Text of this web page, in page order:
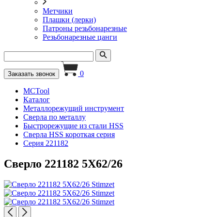
Метчики
Плашки (лерки)
Патроны резьбонарезные
Резьбонарезные цанги
Заказать звонок 0
MCTool
Каталог
Металлорежущий инструмент
Сверла по металлу
Быстрорежущие из стали HSS
Сверла HSS короткая серия
Серия 221182
Сверло 221182 5X62/26